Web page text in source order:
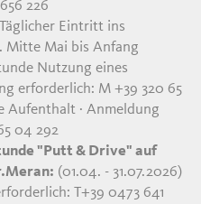
226
Täglicher Eintritt ins
Mitte Mai bis Anfang
Nutzung eines
erforderlich: M +39 320 65
Aufenthalt · Anmeldung
04 292
"Putt & Drive" auf
(01.04. - 31.07.2026)
T+39 0473 641